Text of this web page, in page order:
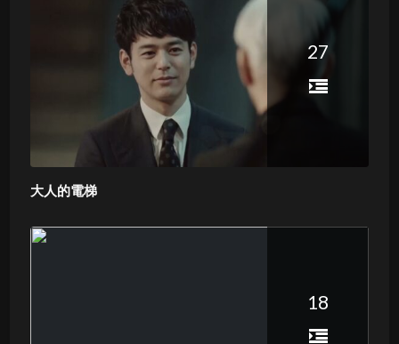
27
大人的電梯
18